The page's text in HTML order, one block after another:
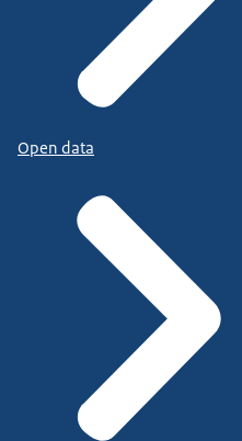
Open data